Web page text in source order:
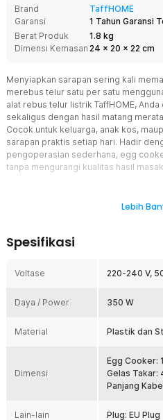
Brand
TaffHOME
Garansi
1 Tahun Garansi
Berat Produk
1.8 kg
Dimensi Kemasan 24 x 20 x 22 cm
Menyiapkan sarapan sering kali
merebus telur satu per satu
alat rebus telur listrik TaffHOME,
sekaligus dengan hasil matang
Cocok untuk keluarga, anak kos,
sarapan praktis setiap hari. Hadir
pengoperasian sederhana, egg
tanpa mengurangi kualitas hasil
hingga 7 butir telur sekaligus.
menggunakan panci. Sangat cocok
Operasi Praktis Satu Tombol
sesuai kebutuhan, letakkan telur
Pemanasan Cepat dan Matang
Kombinasi elemen pemanas
berlangsung cepat sehingga telur
Lebih
Spesifikasi
Voltase 220-240 V,
Daya / Power 350 W
Material Plastik dan
Dimensi
Egg Cooker:
Gelas Takar:
Panjang
Lain-lain Plug: EU Plug